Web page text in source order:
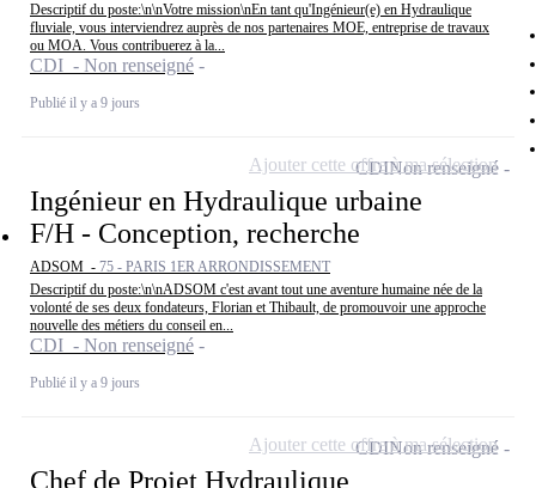
Descriptif du poste:\n\nVotre mission\nEn tant qu'Ingénieur(e) en Hydraulique
fluviale, vous interviendrez auprès de nos partenaires MOE, entreprise de travaux
ou MOA. Vous contribuerez à la...
CDI - Non renseigné
Publié il y a 9 jours
Ingénieur en Hydraulique urbaine
F/H - Conception, recherche
ADSOM - 75 - PARIS 1ER ARRONDISSEMENT
Descriptif du poste:\n\nADSOM c'est avant tout une aventure humaine née de la
volonté de ses deux fondateurs, Florian et Thibault, de promouvoir une approche
nouvelle des métiers du conseil en...
CDI - Non renseigné
Publié il y a 9 jours
CDINon renseigné
Ajouter cette offre à ma sélection
Chef de Projet Hydraulique
CDINon renseigné
Ajouter cette offre à ma sélection